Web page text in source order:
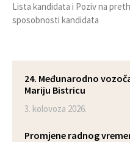
Lista kandidata i Poziv na
sposobnosti kandidata
24. Međunarodno
Mariju Bistricu
3. kolovoza 2026.
Promjene radnog